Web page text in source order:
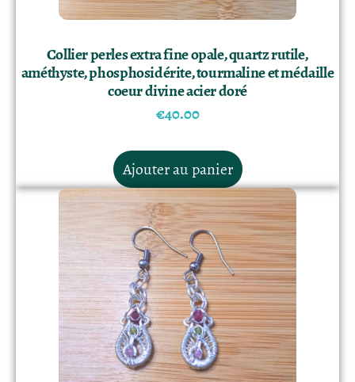
Collier perles extra fine opale, quartz rutile,
améthyste, phosphosidérite, tourmaline et médaille
coeur divine acier doré
€40.00
Ajouter au panier